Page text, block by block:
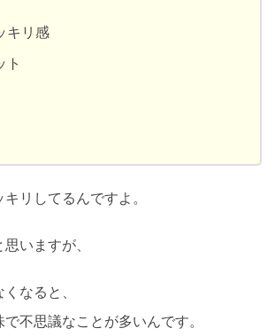
キリ感
ト
リしてるんですよ。
いますが、
なると、
不思議なことが多いんです。